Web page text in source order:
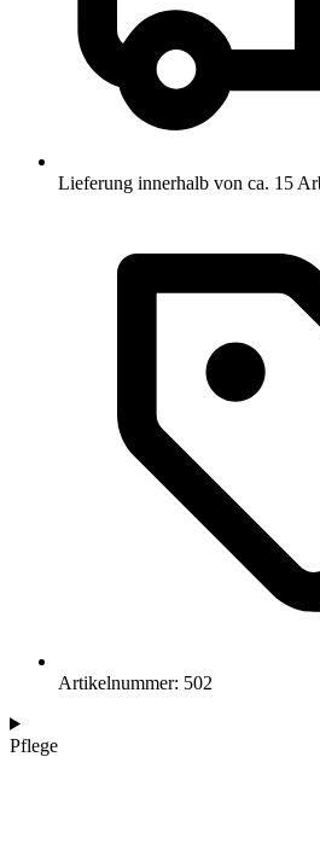
Lieferung innerhalb von ca. 15
Artikelnummer: 502
Pflege